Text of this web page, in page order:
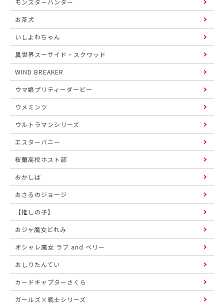
モンスターハンター
お茶犬
いしよわちゃん
異世界スーサイド・スクワッド
WIND BREAKER
ウマ娘プリティーダービー
ウメミンツ
ウルトラマンシリーズ
エスターバニー
桜蘭高校ホスト部
おかしば
おさるのジョージ
【推しの子】
おジャ魔女どれみ
オシャレ魔女 ラブ and ベリー
おしりたんてい
カードキャプターさくら
ガールズ×戦士シリーズ